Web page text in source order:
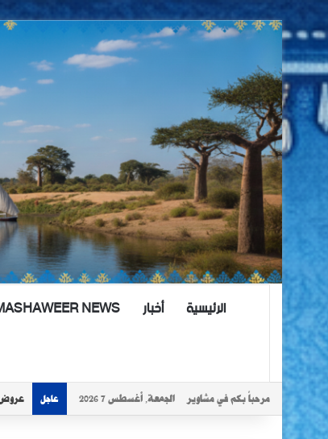
الرئيسية أخبار NEWS
مرحباً بكم في مشاوير الجمعة, أغسطس 7 2026 عاجل عروض